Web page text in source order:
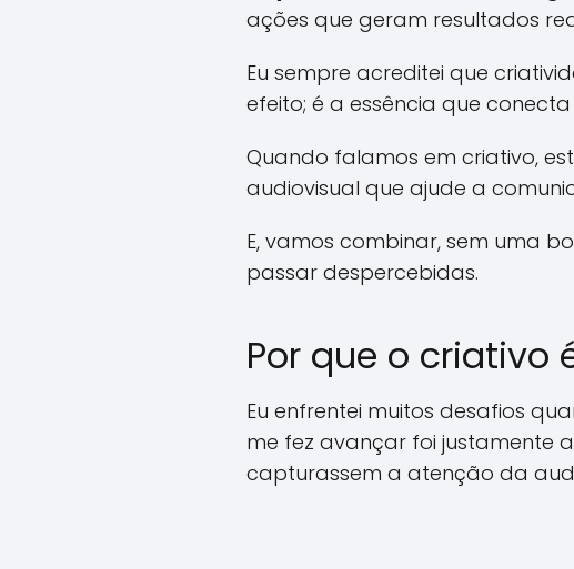
ações que geram resultados
Eu sempre acreditei que
efeito; é a essência que
Quando falamos em criativo,
audiovisual que ajude a
E, vamos combinar, sem uma
passar despercebidas.
Por que o criativo
Eu enfrentei muitos desafios
me fez avançar foi justamente
capturassem a atenção da